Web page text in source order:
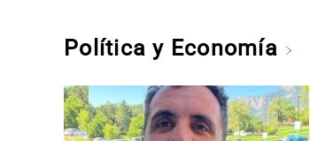
Política y Economía